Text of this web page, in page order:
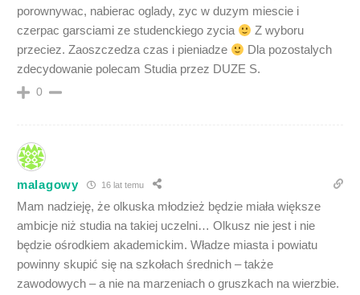
porownywac, nabierac oglady, zyc w duzym miescie i
czerpac garsciami ze studenckiego zycia
Z wyboru
przeciez. Zaoszczedza czas i pieniadze
Dla pozostalych
zdecydowanie polecam Studia przez DUZE S.
0
malagowy 16 lat temu
Mam nadzieję, że olkuska młodzież będzie miała większe
ambicje niż studia na takiej uczelni… Olkusz nie jest i nie
będzie ośrodkiem akademickim. Władze miasta i powiatu
powinny skupić się na szkołach średnich – także
zawodowych – a nie na marzeniach o gruszkach na wierzbie.